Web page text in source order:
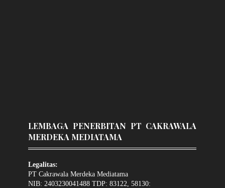
LEMBAGA PENERBITAN PT CAKRAWALA
MERDEKA MEDIATAMA
Legalitas:
PT Cakrawala Merdeka Mediatama
NIB: 2403230041488 TDP: 83122, 58130: